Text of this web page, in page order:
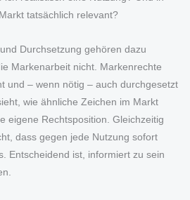
tatsächlich relevant?
Durchsetzung gehören dazu
Markenarbeit nicht. Markenrechte
und – wenn nötig – auch durchgesetzt
wie ähnliche Zeichen im Markt
eigene Rechtsposition. Gleichzeitig
dass gegen jede Nutzung sofort
Entscheidend ist, informiert zu sein